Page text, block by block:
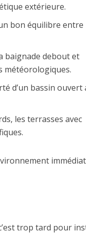
extérieure.
bon équilibre entre
baignade debout et
météorologiques.
d’un bassin ouvert
les terrasses avec
trop tard pour